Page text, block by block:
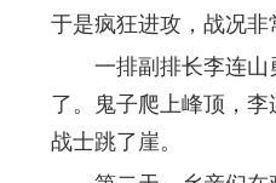
于是疯狂进攻，战况
一排副排长李连山勇
了。鬼子爬上峰顶，
战士跳了崖。